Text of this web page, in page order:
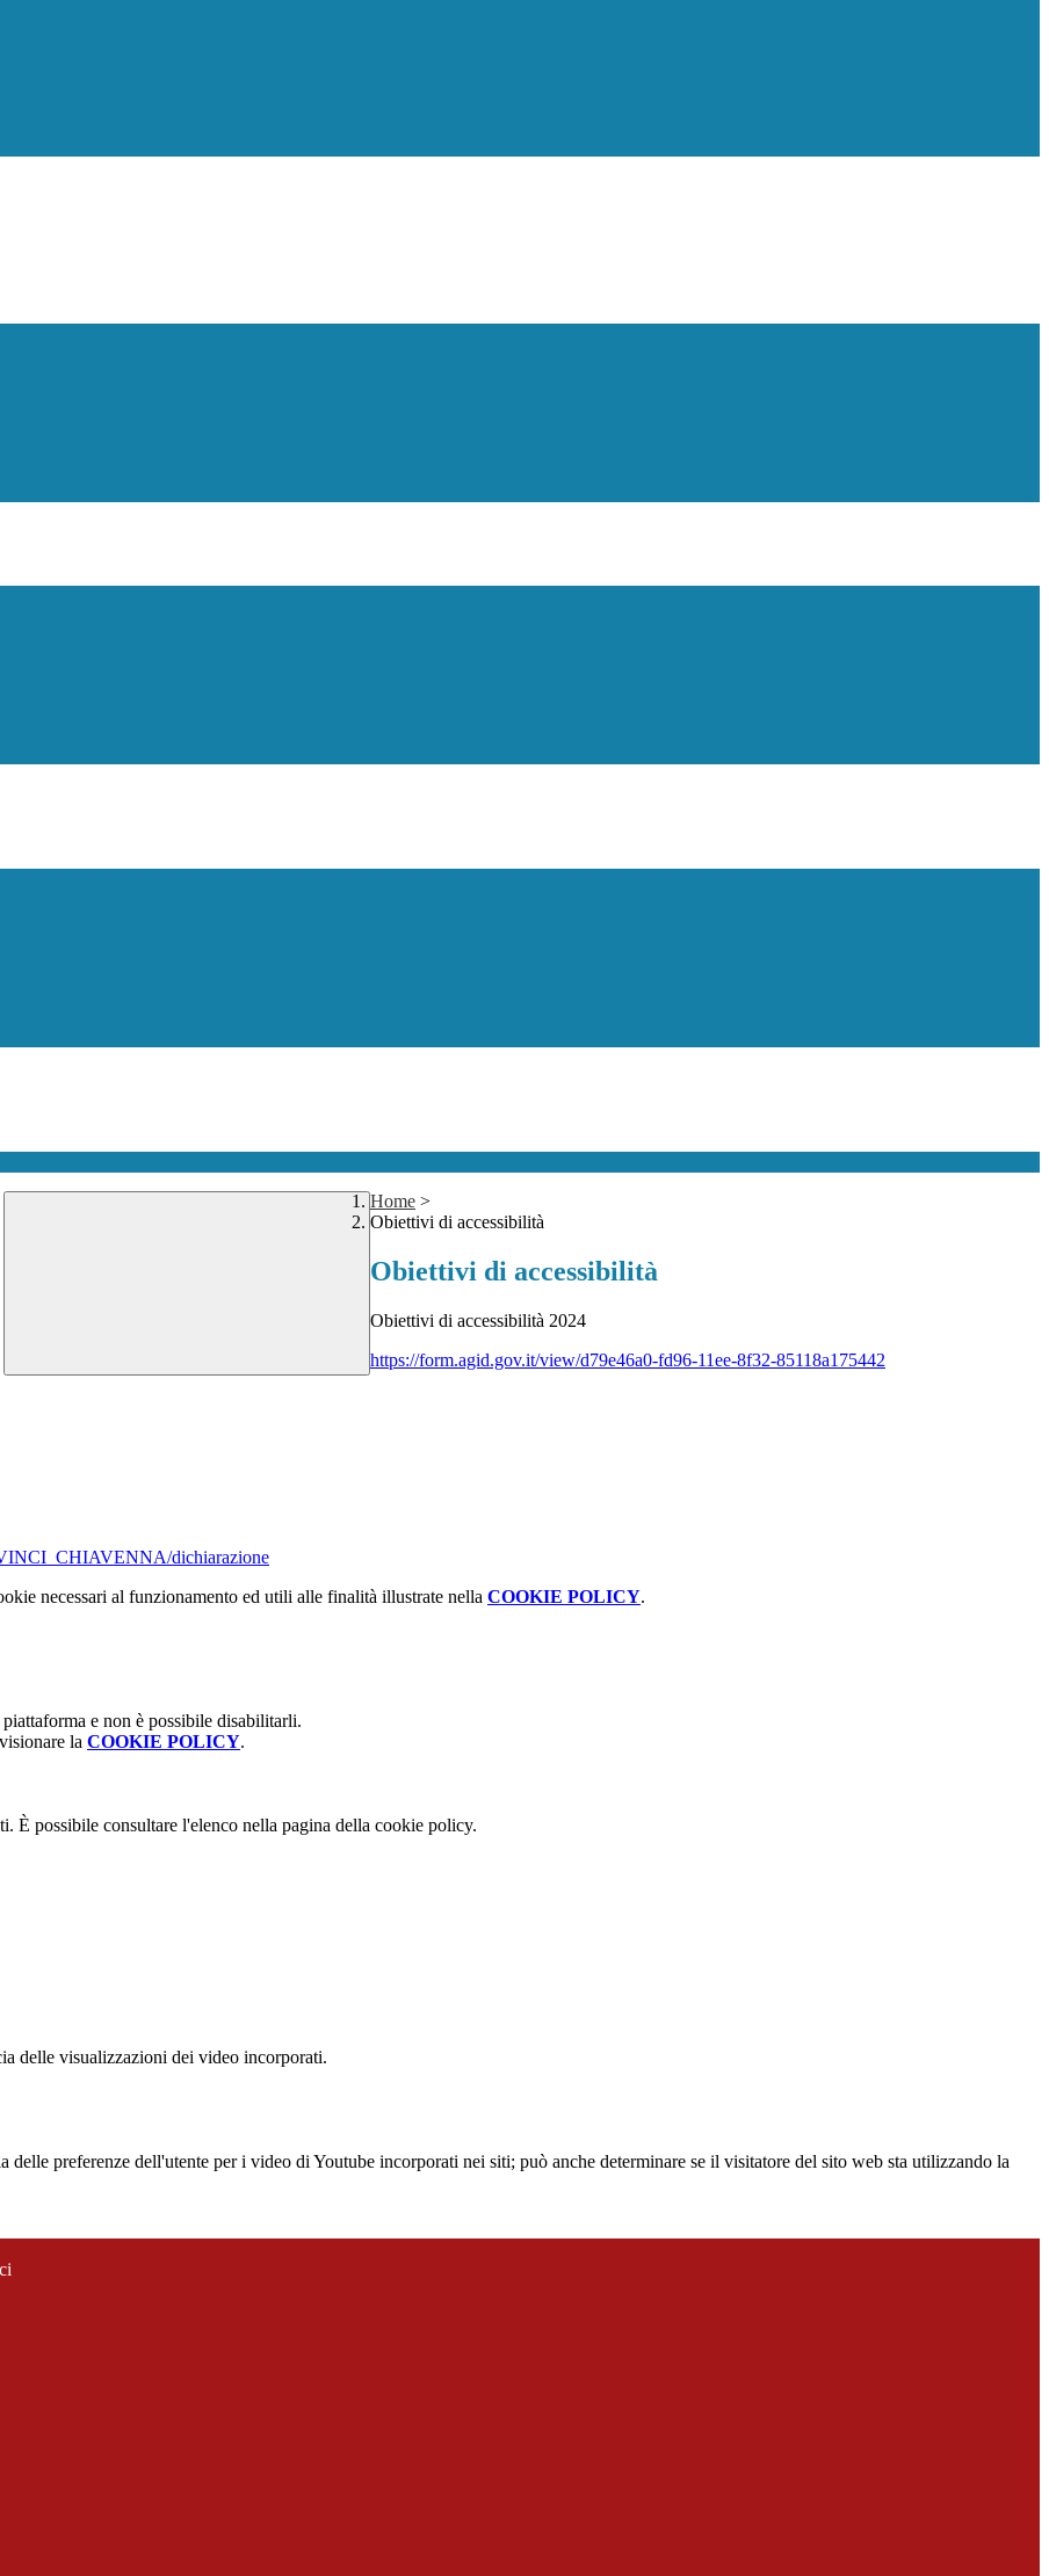
Home >
Obiettivi di accessibilità
Obiettivi di accessibilità
Obiettivi di accessibilità 2024
https://form.agid.gov.it/view/d79e46a0-fd96-11ee-8f32-85118a175442
dichiarazione
necessari al funzionamento ed utili alle finalità illustrate nella COOKIE POLICY.
e non è possibile disabilitarli.
la COOKIE POLICY.
È possibile consultare l'elenco nella pagina della cookie policy.
delle visualizzazioni dei video incorporati.
delle preferenze dell'utente per i video di Youtube incorporati nei siti; può anche determinare se il visitatore del sito web sta utilizzando la